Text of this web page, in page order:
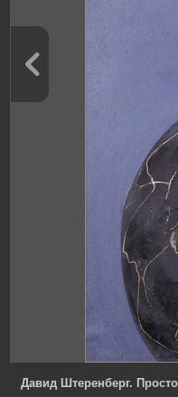
Давид Штеренберг.